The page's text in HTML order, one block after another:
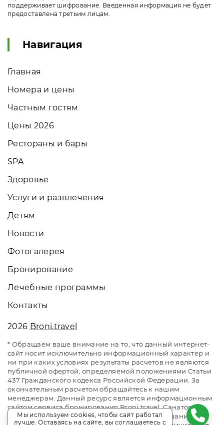
поддерживает шифрование. Введенная информация не будет
предоставлена третьим лицам.
Навигация
Главная
Номера и цены
Частным гостям
Цены 2026
Рестораны и бары
SPA
Здоровье
Услуги и развлечения
Детям
Новости
Фотогалерея
Бронирование
Лечебные программы
Контакты
2026 Broni.travel
* Обращаем ваше внимание на то, что данный интернет-
сайт носит исключительно информационный характер и
ни при каких условиях результаты расчетов не являются
публичной офертой, определяемой положениями Статьи
437 Гражданского кодекса Российской Федерации. За
окончательным расчетом обращайтесь к нашим
менеджерам. Данный ресурс является информационным
сайтом сервиса бронирования Broni.travel. Санаторий
«Плаза» Железноводск. Сайт онлайн бронирования
Мы используем cookies, чтобы сайт работал
лучше. Оставаясь на сайте, вы соглашаетесь с